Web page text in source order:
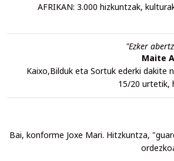
AFRIKAN: 3.000 hizkuntzak,
"Ezker
Maite
Kaixo,Bilduk eta Sortuk ederki dakite
15/20 urtetik,
Bai, konforme Joxe Mari. Hitzkuntza,